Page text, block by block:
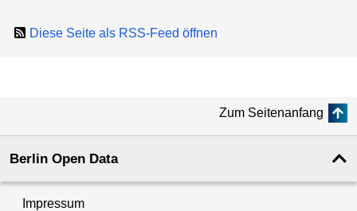
Diese Seite als RSS-Feed öffnen
Zum Seitenanfang
Berlin Open Data
Impressum